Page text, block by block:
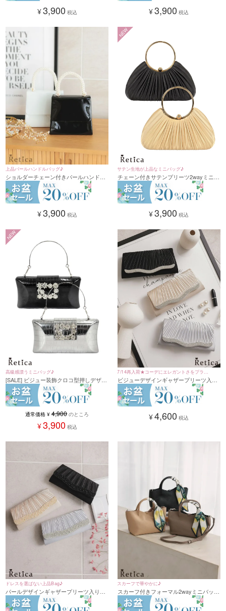
¥3,900 税込 ¥3,900 税込
上品パールハンドルバッグ♪
ショルダーチェーン付きパールハンドル
エナメル2Wayバッグ(ホワイト/ブラック)
¥3,900 税込
サテン生地が上品なミニバッグ♪
チェーン付きサテンプリーツ2wayミニハ
ンドバッグ（シャンパンベージュ/ブラッ
ク）
NEW
¥3,900 税込
高級感漂うミニバッグ♪
[SALE] ビジュー装飾クロコ型押しデザイ
ン2wayミニバッグ（シルバー/ブラッ
ク）
NEW
通常価格 ¥ 4,900 のところ
¥3,900 税込
7/14再入荷★コーデにエレガントさをプラス
♪ビジューデザインギャザープリーツ入り
2wayバッグ(ベージュ/シルバー/ブラッ
ク)
¥4,600 税込
ドレスを選ばない上品Bag♪
パールデザインギャザープリーツ入り
2wayバッグ(ベージュ/シルバー/ブラッ
ク)
スカーフで華やかに♪
スカーフ付きフォーマル2wayミニバッグ
(ベージュ/ブラック/グレージュ)